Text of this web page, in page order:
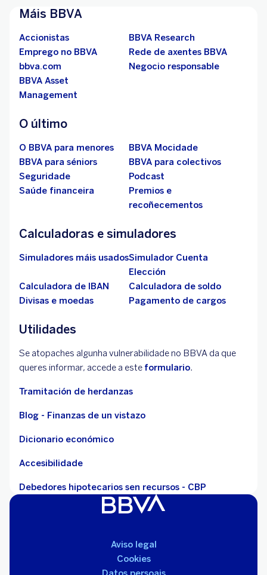
Máis BBVA
Accionistas
BBVA Research
Emprego no BBVA
Rede de axentes BBVA
bbva.com
Negocio responsable
BBVA Asset
Management
O último
O BBVA para menores
BBVA Mocidade
BBVA para séniors
BBVA para colectivos
Seguridade
Podcast
Saúde financeira
Premios e
recoñecementos
Calculadoras e simuladores
Simuladores máis usadosSimulador Cuenta
Elección
Calculadora de IBAN
Calculadora de soldo
Divisas e moedas
Pagamento de cargos
Utilidades
Se atopaches algunha vulnerabilidade no BBVA da que
queres informar, accede a este formulario.
Tramitación de herdanzas
Blog - Finanzas de un vistazo
Dicionario económico
Accesibilidade
Debedores hipotecarios sen recursos - CBP
Aviso legal
Cookies